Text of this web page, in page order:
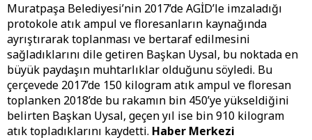
Muratpaşa Belediyesi’nin 2017’de AGİD’le imzaladığı
protokole atık ampul ve floresanların kaynağında
ayrıştırarak toplanması ve bertaraf edilmesini
sağladıklarını dile getiren Başkan Uysal, bu noktada en
büyük paydaşın muhtarlıklar olduğunu söyledi. Bu
çerçevede 2017’de 150 kilogram atık ampul ve floresan
toplanken 2018’de bu rakamın bin 450’ye yükseldiğini
belirten Başkan Uysal, geçen yıl ise bin 910 kilogram
atık topladıklarını kaydetti. Haber Merkezi